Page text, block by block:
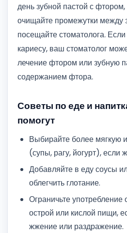
день зубной пастой с
очищайте промежутки между
посещайте стоматолога.
кариесу, ваш стоматолог
лечение фтором или зубную
содержанием фтора.
Советы по еде и
помогут
Выбирайте более мягкую
(супы, рагу, йогурт), если
Добавляйте в еду соусы
облегчить глотание.
Ограничьте употребление
острой или кислой пищи,
жжение или раздражение.